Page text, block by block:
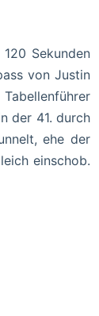
Sekunden
von Justin
der 41. durch
ehe der
einschob.